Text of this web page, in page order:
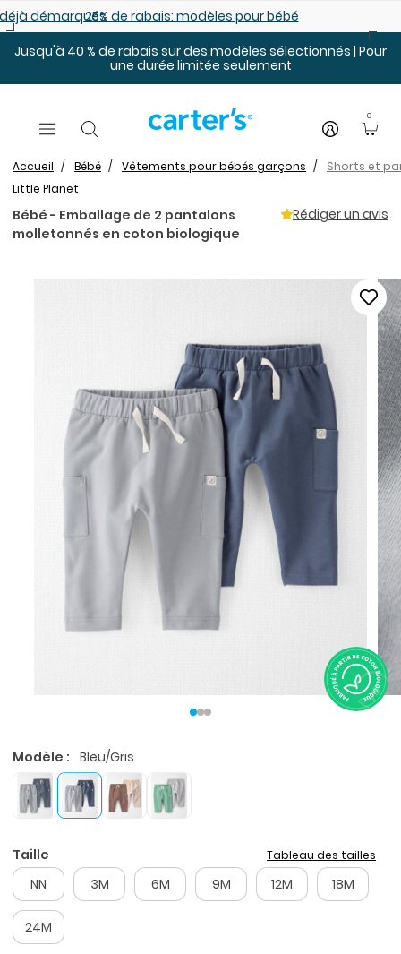
démarqués25% de rabais: modèles pour bébé
Jusqu'à 40 % de rabais sur des modèles sélectionnés | Pour
une durée limitée seulement
0
Accueil Bébé Vêtements pour bébés garçons
Shorts et
Little Planet
Bébé - Emballage de 2 pantalons
molletonnés en coton biologique
Rédiger un avis
Modèle : Bleu/Gris
Taille Tableau des tailles
NN 3M 6M 9M 12M 18M
24M